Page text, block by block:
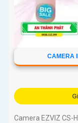
CAMERA
Camera EZVIZ CS-